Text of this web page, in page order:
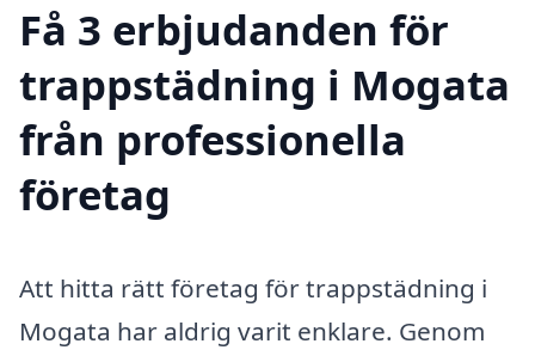
Få 3 erbjudanden för
trappstädning i Mogata
från professionella
företag
Att hitta rätt företag för trappstädning i
Mogata har aldrig varit enklare. Genom